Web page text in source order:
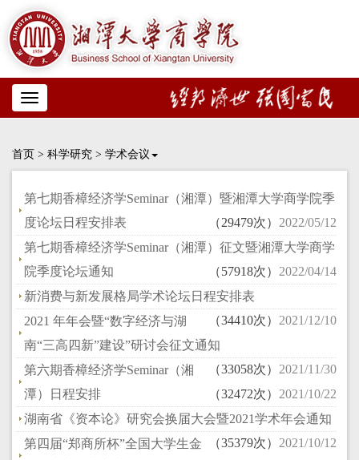
Toggle
navigation
首页 > 科学研究 > 学术会议
第七期香樟经济学Seminar（湘潭）暨湘潭大学商学院季
度论坛日程安排表
（29479次） 2022/05/12
第七期香樟经济学Seminar（湘潭）征文暨湘潭大学商学
院季度论坛通知
（57918次） 2022/04/14
新消费与新发展格局学术论坛日程安排表
（34410次） 2021/12/10
2021 年年会暨“数字经济与湖
南“三高四新”建设”研讨会征文通知
（33058次） 2021/11/30
第六期香樟经济学Seminar（湘
潭）日程安排
（32472次） 2021/10/22
湖南省《资本论》研究会换届大会暨2021学术年会通知
（35379次） 2021/10/12
第四届“郑商所杯”全国大学生金